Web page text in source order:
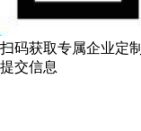
扫码获取专属企业定制
提交信息